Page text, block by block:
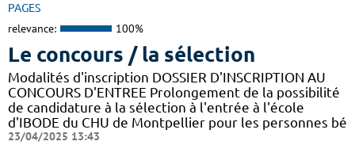
PAGES
relevance: 100%
Le concours / la sélection
Modalités d'inscription DOSSIER D'INSCRIPTION AU
CONCOURS D'ENTREE Prolongement de la possibilité
de candidature à la sélection à l'entrée à l'école
d'IBODE du CHU de Montpellier pour les personnes bé
23/04/2025 13:43